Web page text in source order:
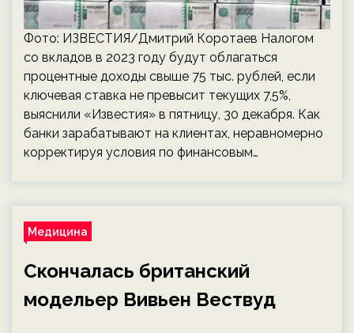
Фото: ИЗВЕСТИЯ/Дмитрий Коротаев Налогом
со вкладов в 2023 году будут облагаться
процентные доходы свыше 75 тыс. рублей, если
ключевая ставка не превысит текущих 7,5%,
выяснили «Известия» в пятницу, 30 декабря. Как
банки зарабатывают на клиентах, неравномерно
корректируя условия по финансовым…
Медицина
Скончалась британский
модельер Вивьен Вествуд